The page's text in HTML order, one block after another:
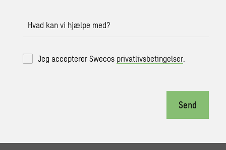
Hvad kan vi hjælpe med?
Jeg accepterer Swecos privatlivsbetingelser.
Send